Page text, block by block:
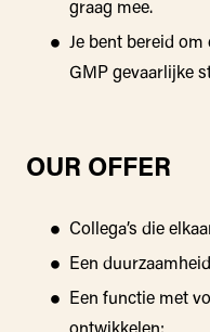
graag mee.
Je bent bereid
GMP gevaarlijke
OUR OFFER
Collega’s die
Een
Een functie met